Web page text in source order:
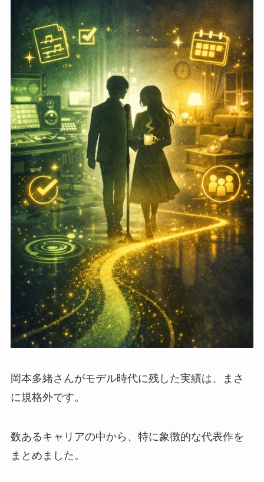
岡本多緒さんがモデル時代に残した実績は、まさ
に規格外です。
数あるキャリアの中から、特に象徴的な代表作を
まとめました。